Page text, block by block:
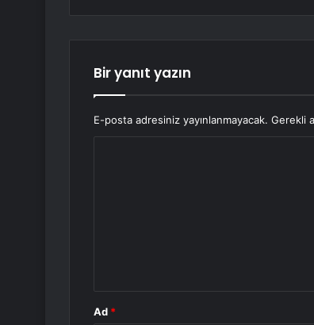
Bir yanıt yazın
E-posta adresiniz yayınlanmayacak. Gerekli
Ad *